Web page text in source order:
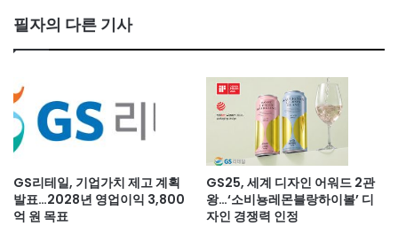
필자의 다른 기사
GS리테일, 기업가치 제고 계획
발표…2028년 영업이익 3,800
억 원 목표
GS25, 세계 디자인 어워드 2관
왕…‘소비뇽레몬블랑하이볼’ 디
자인 경쟁력 인정